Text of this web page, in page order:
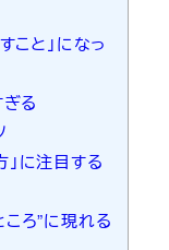
こと」になっ
る
に注目する
ろ”に現れる